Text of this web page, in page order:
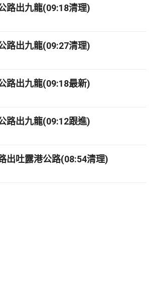
路出九龍(09:18清理)
路出九龍(09:27清理)
路出九龍(09:18最新)
路出九龍(09:12跟進)
出吐露港公路(08:54清理)